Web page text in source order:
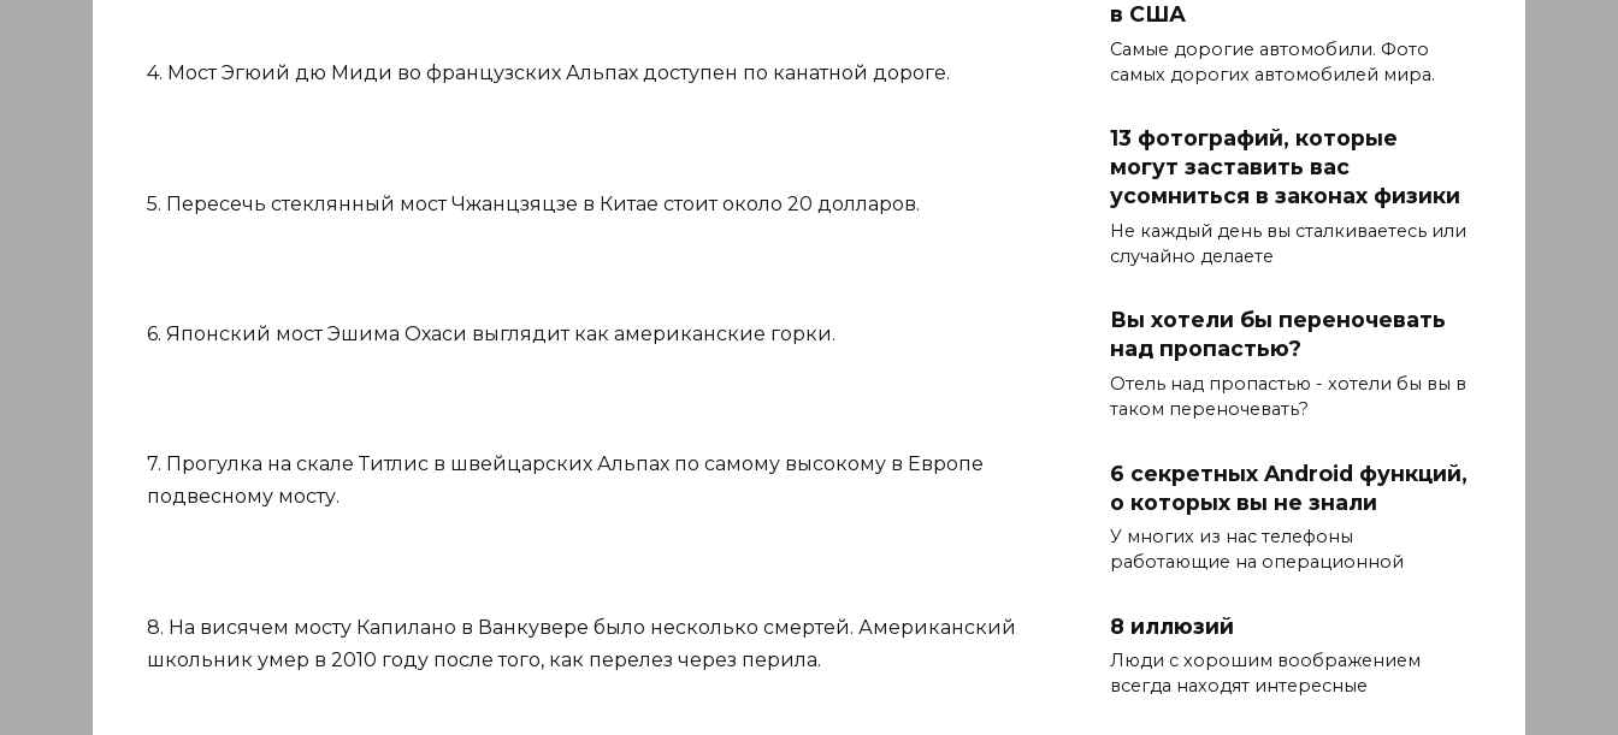
4. Мост Эгюий дю Миди во французских Альпах доступен по канатной дороге.
5. Пересечь стеклянный мост Чжанцзяцзе в Китае стоит около 20 долларов.
6. Японский мост Эшима Охаси выглядит как американские горки.
7. Прогулка на скале Титлис в швейцарских Альпах по самому высокому в Европе
подвесному мосту.
8. На висячем мосту Капилано в Ванкувере было несколько смертей. Американский
школьник умер в 2010 году после того, как перелез через перила.
в США
Самые дорогие автомобили. Фото
самых дорогих автомобилей мира.
13 фотографий, которые
могут заставить вас
усомниться в законах физики
Не каждый день вы сталкиваетесь или
случайно делаете
Вы хотели бы переночевать
над пропастью?
Отель над пропастью - хотели бы вы в
таком переночевать?
6 секретных Android функций,
о которых вы не знали
У многих из нас телефоны
работающие на операционной
8 иллюзий
Люди с хорошим воображением
всегда находят интересные